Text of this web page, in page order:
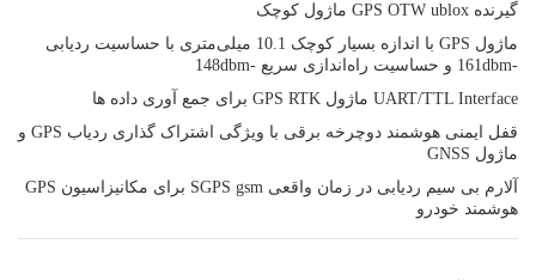
گیرنده GPS OTW ublox ماژول کوچک
ماژول GPS با اندازه بسیار کوچک 10.1 میلی‌متری با حساسیت ردیابی
-161dbm و حساسیت راه‌اندازی سریع -148dbm
UART/TTL Interface ماژول GPS RTK برای جمع آوری داده ها
قفل ایمنی هوشمند دوچرخه برقی با ویژگی اشتراک گذاری ردیاب GPS و
ماژول GNSS
آلارم بی سیم ردیابی در زمان واقعی SGPS gsm برای مکانیزاسیون GPS
هوشمند خودرو